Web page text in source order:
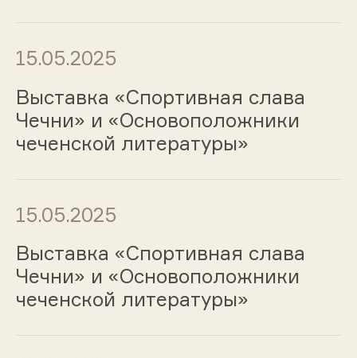
15.05.2025
Выставка «Спортивная слава
Чечни» и «Основоположники
чеченской литературы»
15.05.2025
Выставка «Спортивная слава
Чечни» и «Основоположники
чеченской литературы»